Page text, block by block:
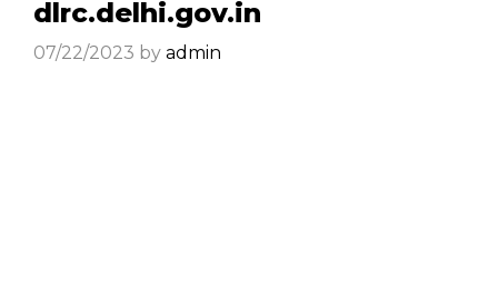
dlrc.delhi.gov.in
07/22/2023 by admin